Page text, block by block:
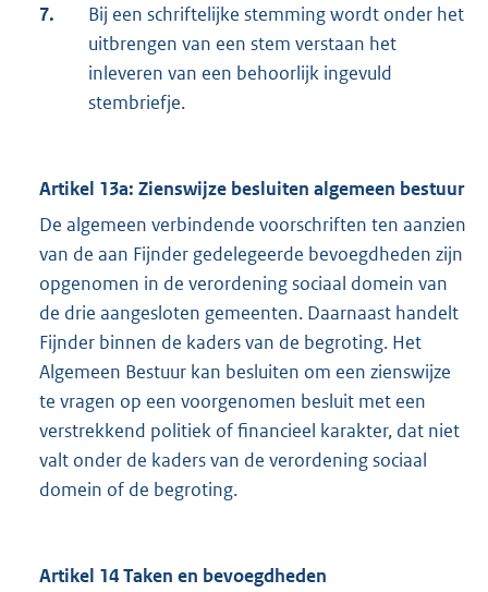
7.
Bij een schriftelijke stemming wordt onder het
uitbrengen van een stem verstaan het
inleveren van een behoorlijk ingevuld
stembriefje.
Artikel 13a: Zienswijze besluiten algemeen bestuur
De algemeen verbindende voorschriften ten aanzien
van de aan Fijnder gedelegeerde bevoegdheden zijn
opgenomen in de verordening sociaal domein van
de drie aangesloten gemeenten. Daarnaast handelt
Fijnder binnen de kaders van de begroting. Het
Algemeen Bestuur kan besluiten om een zienswijze
te vragen op een voorgenomen besluit met een
verstrekkend politiek of financieel karakter, dat niet
valt onder de kaders van de verordening sociaal
domein of de begroting.
Artikel 14 Taken en bevoegdheden